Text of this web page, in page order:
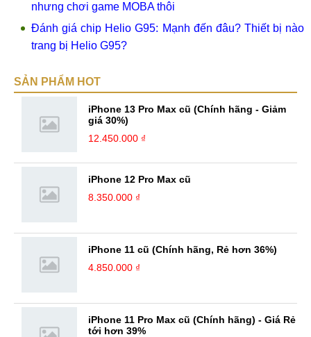
nhưng chơi game MOBA thôi
Đánh giá chip Helio G95: Mạnh đến đâu? Thiết bị nào
trang bị Helio G95?
SẢN PHẨM HOT
iPhone 13 Pro Max cũ (Chính hãng - Giảm
giá 30%)
12.450.000 ₫
iPhone 12 Pro Max cũ
8.350.000 ₫
iPhone 11 cũ (Chính hãng, Rẻ hơn 36%)
4.850.000 ₫
iPhone 11 Pro Max cũ (Chính hãng) - Giá Rẻ
tới hơn 39%